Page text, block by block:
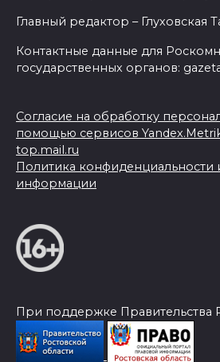
Главный редактор – Глуховская
Контактные данные для
государственных органов:
Согласие на обработку
помощью сервисов
top.mail.ru
Политика конфиденциальности
информации
При поддержке Правительства